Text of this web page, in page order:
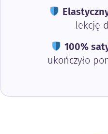
lekcję
100%
ukończyło